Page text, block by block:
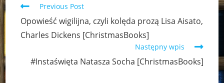
Read
articles
Previous Post
Opowieść wigilijna, czyli kolęda prozą Lisa Aisato,
Charles Dickens [ChristmasBooks]
Następny wpis
#Instaświęta Natasza Socha [ChristmasBooks]